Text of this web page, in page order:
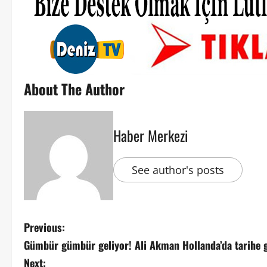
About The Author
Haber Merkezi
See author's posts
Previous:
Gümbür gümbür geliyor! Ali Akman Hollanda’da tarihe
Next: